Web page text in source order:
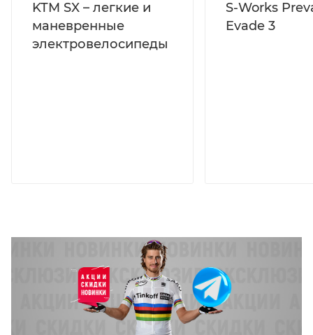
KTM SX – легкие и
маневренные
электровелосипеды
S-Works
Evade 3